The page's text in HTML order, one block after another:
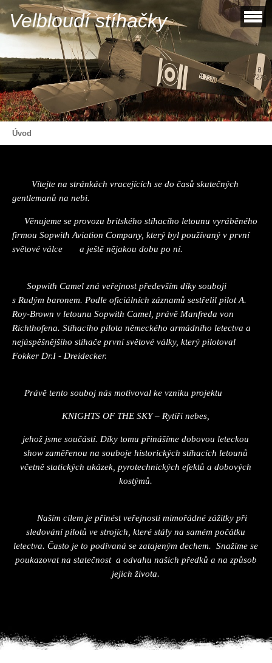
Velbloudí stíhačky
Úvod
Vítejte na stránkách vracejících se do časů skutečných
gentlemanů na nebi.
Věnujeme se provozu britského stíhacího letounu vyráběného
firmou Sopwith Aviation Company, který byl používaný v první
světové válce a ještě nějakou dobu po ní.
Sopwith Camel zná veřejnost především díky souboji
s Rudým baronem. Podle oficiálních záznamů sestřelil pilot A.
Roy-Brown v letounu Sopwith Camel, právě Manfreda von
Richthofena. Stíhacího pilota německého armádního letectva a
nejúspěšnějšího stíhače první světové války, který pilotoval
Fokker Dr.I - Dreidecker.
Právě tento souboj nás motivoval ke vzniku projektu
KNIGHTS OF THE SKY – Rytíři nebes,
jehož jsme součástí. Díky tomu přinášíme dobovou leteckou
show zaměřenou na souboje historických stíhacích letounů
včetně statických ukázek, pyrotechnických efektů a dobových
kostýmů.
Naším cílem je přinést veřejnosti mimořádné zážitky při
sledování pilotů ve strojích, které stály na samém počátku
letectva. Často je to podívaná se zatajeným dechem. Snažíme se
poukazovat na statečnost a odvahu našich předků a na způsob
jejich života.